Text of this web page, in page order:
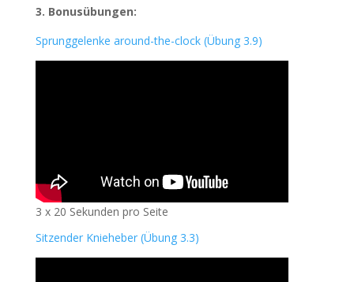
3. Bonusübungen:
Sprunggelenke around-the-clock (Übung 3.9)
3 x 20 Sekunden pro Seite
Sitzender Knieheber (Übung 3.3)